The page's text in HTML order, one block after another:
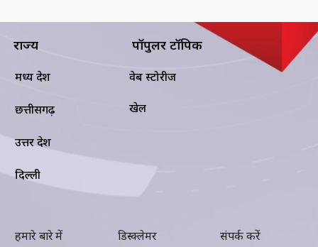
राज्य
मध्य प्रदेश
छत्तीसगढ़
उत्तर प्रदेश
दिल्ली
पॉपुलर टॉपिक
वेब स्टोरीज
खेल
हमारे बारे में डिस्क्लेमर संपर्क करें